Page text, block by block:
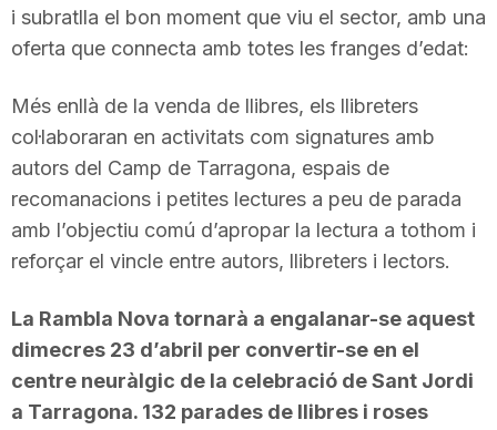
i subratlla el bon moment que viu el sector, amb una
oferta que connecta amb totes les franges d’edat:
Més enllà de la venda de llibres, els llibreters
col·laboraran en activitats com signatures amb
autors del Camp de Tarragona, espais de
recomanacions i petites lectures a peu de parada
amb l’objectiu comú d’apropar la lectura a tothom i
reforçar el vincle entre autors, llibreters i lectors.
La Rambla Nova tornarà a engalanar-se aquest
dimecres 23 d’abril per convertir-se en el
centre neuràlgic de la celebració de Sant Jordi
a Tarragona. 132 parades de llibres i roses